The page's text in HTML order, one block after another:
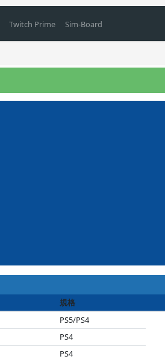
Twitch Prime Sim-Board
規格
PS5/PS4
PS4
PS4